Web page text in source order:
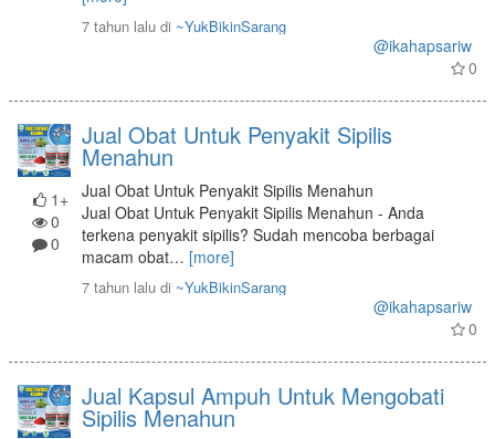
7 tahun lalu di ~YukBikinSarang
@ikahapsariw
0
1+
0
0
Jual Obat Untuk Penyakit Sipilis
Menahun
Jual Obat Untuk Penyakit Sipilis Menahun
Jual Obat Untuk Penyakit Sipilis Menahun - Anda
terkena penyakit sipilis? Sudah mencoba berbagai
macam obat… [more]
7 tahun lalu di ~YukBikinSarang
@ikahapsariw
0
Jual Kapsul Ampuh Untuk Mengobati
Sipilis Menahun